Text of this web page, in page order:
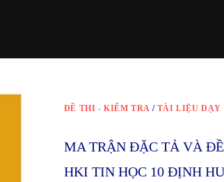
ĐỀ THI - KIỂM TRA / TÀI LIỆU DẠY
MA TRẬN ĐẶC TẢ VÀ
HKI TIN HỌC 10 ĐỊNH